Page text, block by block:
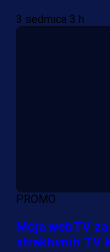
3 sedmica 3 h
PROMO
Moja webTV
atraktivnih TV